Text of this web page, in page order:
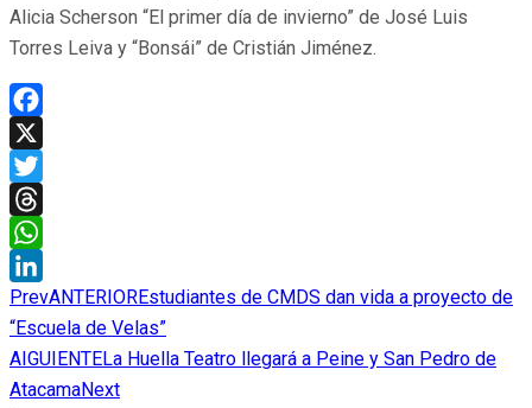
Alicia Scherson “El primer día de invierno” de José Luis
Torres Leiva y “Bonsái” de Cristián Jiménez.
Facebook
X
Twitter
Threads
WhatsApp
LinkedIn
PrevANTERIOREstudiantes de CMDS dan vida a proyecto de
“Escuela de Velas”
AIGUIENTELa Huella Teatro llegará a Peine y San Pedro de
AtacamaNext